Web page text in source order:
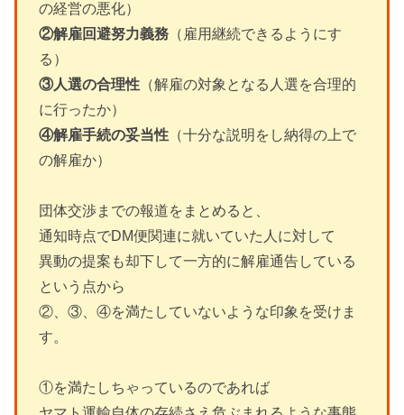
の経営の悪化）
②解雇回避努力義務 （雇用継続できるようにす
る）
③人選の合理性 （解雇の対象となる人選を合理的
に行ったか）
④解雇手続の妥当性 （十分な説明をし納得の上で
の解雇か）
団体交渉までの報道をまとめると、
通知時点でDM便関連に就いていた人に対して
異動の提案も却下して一方的に解雇通告している
という点から
②、③、④を満たしていないような印象を受けま
す。
①を満たしちゃっているのであれば